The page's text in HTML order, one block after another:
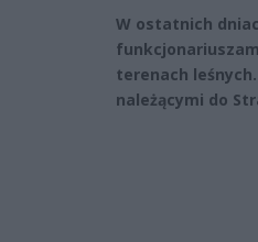
W ostatnich
terenach
należącymi do